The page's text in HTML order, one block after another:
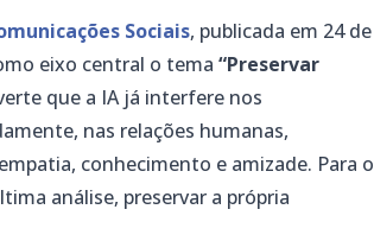
Sociais, publicada em 24 de
eixo central o tema“Preservar
que a IA já interfere nos
nas relações humanas,
conhecimento e amizade. Para o
análise, preservar a própria